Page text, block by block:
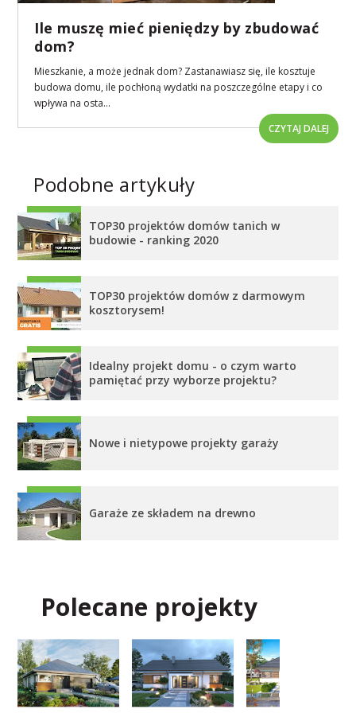
Ile muszę mieć pieniędzy by zbudować
dom?
Mieszkanie, a może jednak dom? Zastanawiasz się, ile kosztuje
budowa domu, ile pochłoną wydatki na poszczególne etapy i co
wpływa na osta...
CZYTAJ DALEJ
Podobne artykuły
TOP30 projektów domów tanich w
budowie - ranking 2020
TOP30 projektów domów z darmowym
kosztorysem!
Idealny projekt domu - o czym warto
pamiętać przy wyborze projektu?
Nowe i nietypowe projekty garaży
Garaże ze składem na drewno
Polecane projekty